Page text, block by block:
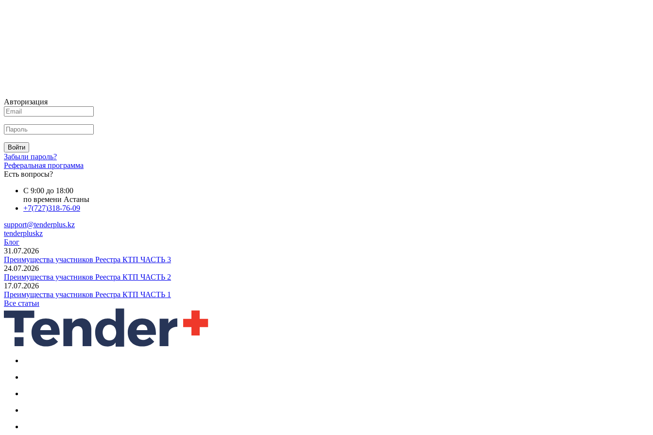
Авторизация
Войти
Забыли пароль?
Реферальная программа
Есть вопросы?
С 9:00 до 18:00
по времени Астаны
+7(727)318-76-09
support@tenderplus.kz
tenderpluskz
Блог
31.07.2026
Преимущества участников Реестра КТП ЧАСТЬ 3
24.07.2026
Преимущества участников Реестра КТП ЧАСТЬ 2
17.07.2026
Преимущества участников Реестра КТП ЧАСТЬ 1
Все статьи